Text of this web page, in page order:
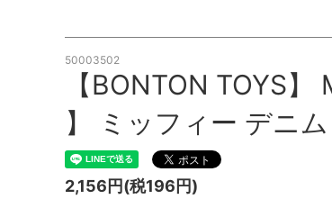
50003502
【BONTON TOYS
】 ミッフィー デニ
2,156円(税196円)